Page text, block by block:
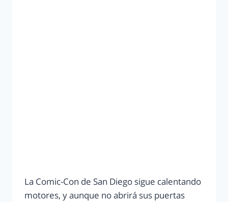
La Comic-Con de San Diego sigue calentando
motores, y aunque no abrirá sus puertas